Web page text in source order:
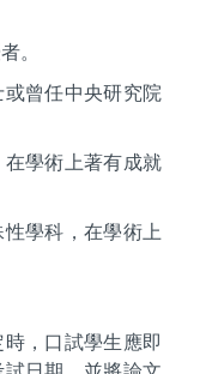
。
曾任中央研究院
學術上著有成就
學科，在學術上
，口試學生應即